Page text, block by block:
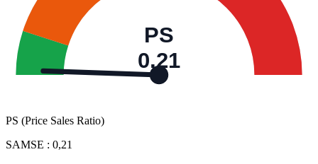
PS
0,21
PS (Price Sales Ratio)
SAMSE : 0,21